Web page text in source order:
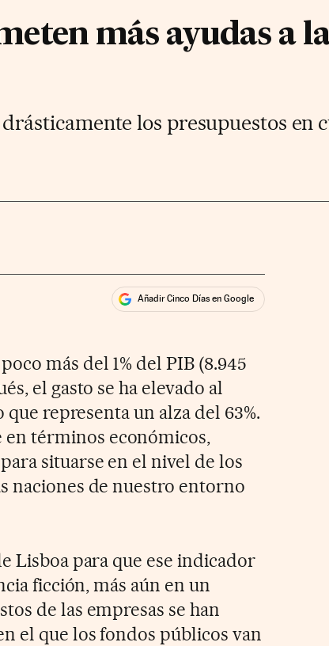
más ayudas a
los presupuestos en
Añadir Cinco Días en Google
más del 1% del PIB (8.945
el gasto se ha elevado al
que representa un alza del 63%.
términos económicos,
situarse en el nivel de los
naciones de nuestro entorno
Lisboa para que ese indicador
ficción, más aún en un
de las empresas se han
el que los fondos públicos van